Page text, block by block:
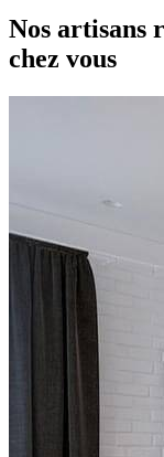
Nos artisans
chez vous